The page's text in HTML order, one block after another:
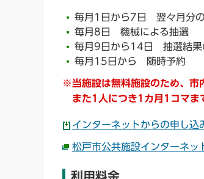
毎月1日から7日 翌々月分
毎月8日 機械による抽選
毎月9日から14日 抽選結果
毎月15日から 随時予約
※当施設は無料施設のため、市
また1人につき1カ月1コマま
インターネットからの申し込
松戸市公共施設インターネッ
利用料金